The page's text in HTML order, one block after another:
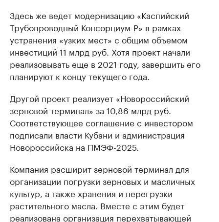
Здесь же ведет модернизацию «Каспийский
Трубопроводный Консорциум-Р» в рамках
устранения «узких мест» с общим объемом
инвестиций 11 млрд руб. Хотя проект начали
реализовывать еще в 2021 году, завершить его
планируют к концу текущего года.
Другой проект реализует «Новороссийский
зерновой терминал» за 10,86 млрд руб.
Соответствующее соглашение с инвестором
подписали власти Кубани и администрация
Новороссийска на ПМЭФ-2025.
Компания расширит зерновой терминал для
организации погрузки зерновых и масличных
культур, а также хранения и перегрузки
растительного масла. Вместе с этим будет
реализована организация перехватывающей